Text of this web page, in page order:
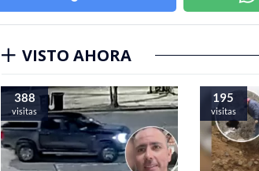
VISTO AHORA
388
visitas
195
visitas